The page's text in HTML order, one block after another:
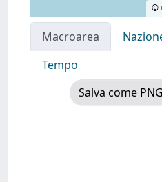
©
Macroarea
Tempo
Salva come PNG